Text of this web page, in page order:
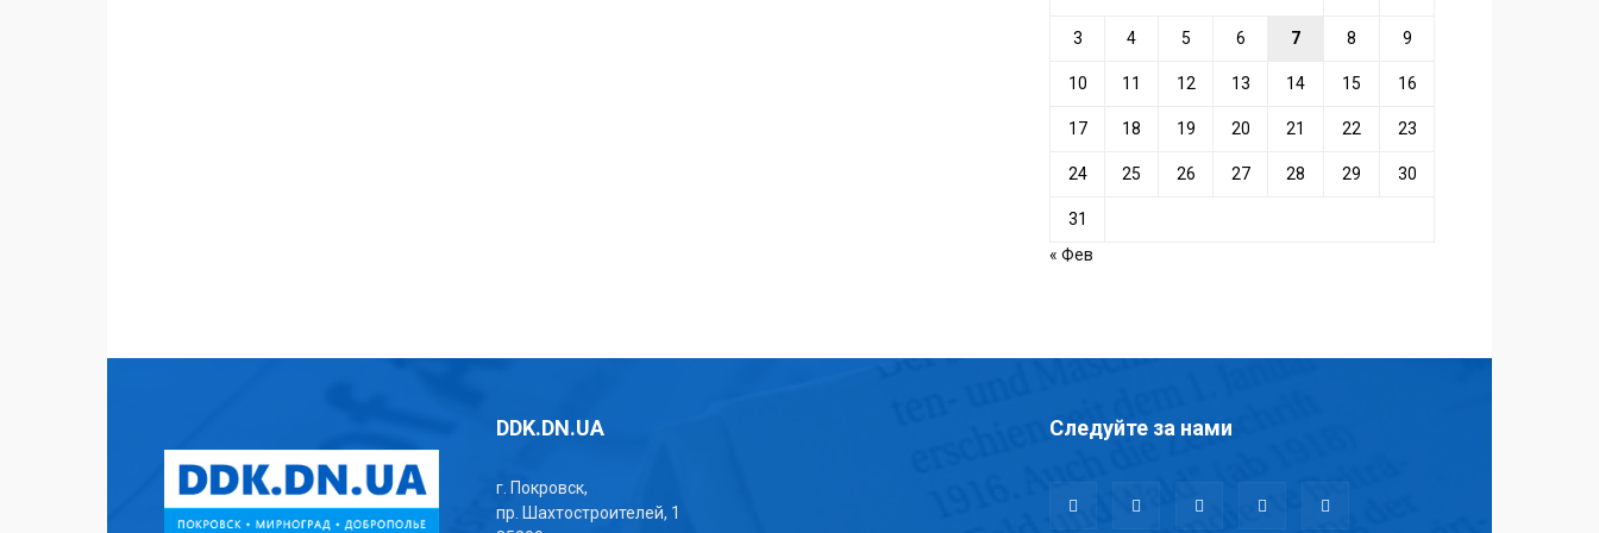
3 4 5 6 7 8 9
10 11 12 13 14 15 16
17 18 19 20 21 22 23
24 25 26 27 28 29 30
31
« Фев
DDK.DN.UA
г. Покровск,
пр. Шахтостроителей, 1
Следуйте за нами